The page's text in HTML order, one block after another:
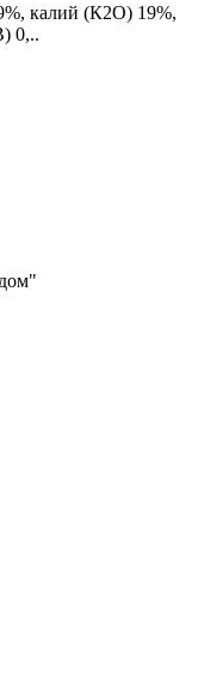
калий (К2О) 19%,
0,..